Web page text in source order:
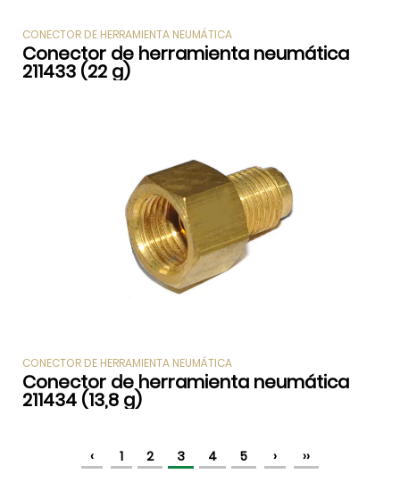
CONECTOR DE HERRAMIENTA NEUMÁTICA
Conector de herramienta neumática
211433 (22 g)
CONECTOR DE HERRAMIENTA NEUMÁTICA
Conector de herramienta neumática
211434 (13,8 g)
‹ 1 2 3 4 5 › ››